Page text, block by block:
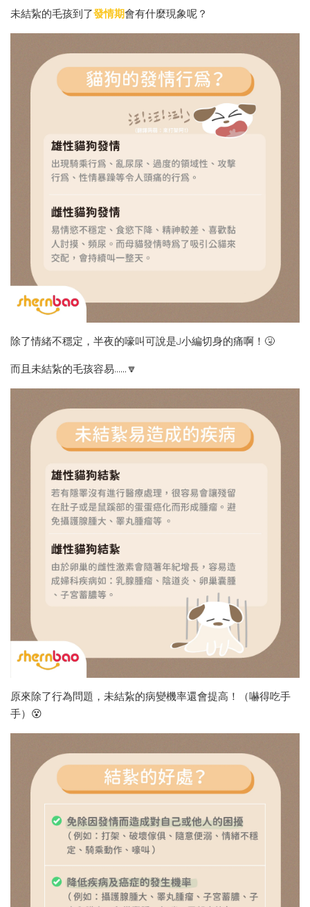
未結紥的毛孩到了發情期會有什麼現象呢？
除了情緒不穩定，半夜的嚎叫可說是J小編切身的痛啊！🤧
而且未結紥的毛孩容易......🔽
原來除了行為問題，未結紥的病變機率還會提高！（嚇得吃手
手）😵